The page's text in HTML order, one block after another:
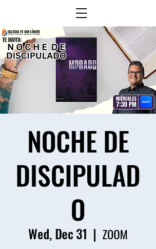
NOCHE DE
DISCIPULAD
O
Wed, Dec 31
  |
ZOOM